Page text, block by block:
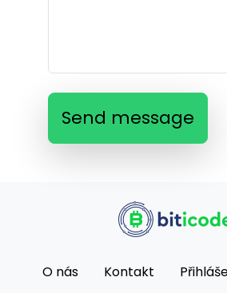
Send message
O nás Kontakt